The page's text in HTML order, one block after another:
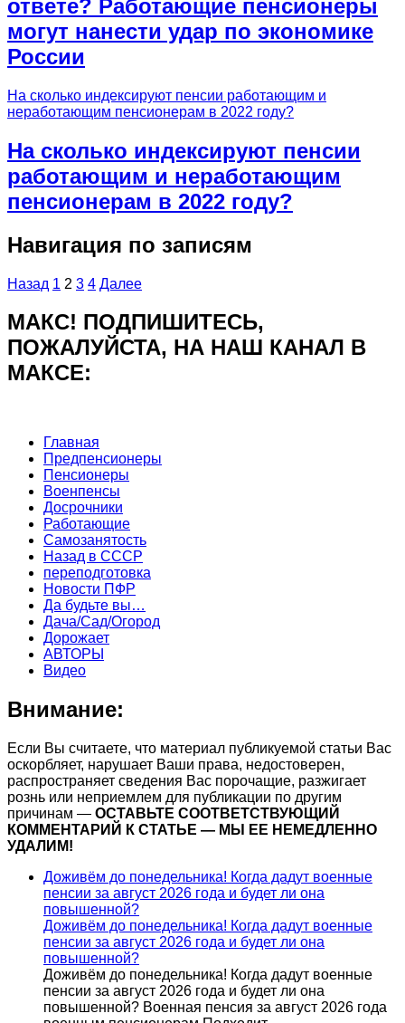
ответе? Работающие пенсионеры
могут нанести удар по экономике
России
На сколько индексируют пенсии работающим и
неработающим пенсионерам в 2022 году?
На сколько индексируют пенсии
работающим и неработающим
пенсионерам в 2022 году?
Навигация по записям
Назад 1 2 3 4 Далее
МАКС! ПОДПИШИТЕСЬ,
ПОЖАЛУЙСТА, НА НАШ КАНАЛ В
МАКСЕ:
Главная
Предпенсионеры
Пенсионеры
Военпенсы
Досрочники
Работающие
Самозанятость
Назад в СССР
переподготовка
Новости ПФР
Да будьте вы…
Дача/Сад/Огород
Дорожает
АВТОРЫ
Видео
Внимание:
Если Вы считаете, что материал публикуемой статьи Вас
оскорбляет, нарушает Ваши права, недостоверен,
распространяет сведения Вас порочащие, разжигает
рознь или неприемлем для публикации по другим
причинам — ОСТАВЬТЕ СООТВЕТСТВУЮЩИЙ
КОММЕНТАРИЙ К СТАТЬЕ — МЫ ЕЕ НЕМЕДЛЕННО
УДАЛИМ!
Доживём до понедельника! Когда дадут военные
пенсии за август 2026 года и будет ли она
повышенной?
Доживём до понедельника! Когда дадут военные
пенсии за август 2026 года и будет ли она
повышенной?
Доживём до понедельника! Когда дадут военные
пенсии за август 2026 года и будет ли она
повышенной? Военная пенсия за август 2026 года